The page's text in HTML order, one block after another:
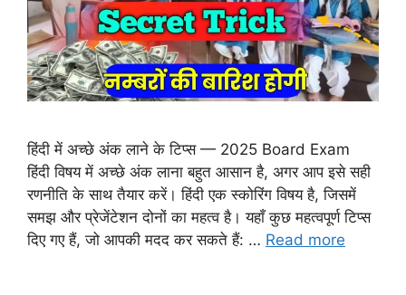
हिंदी में अच्छे अंक लाने के टिप्स — 2025 Board Exam
हिंदी विषय में अच्छे अंक लाना बहुत आसान है, अगर आप इसे सही
रणनीति के साथ तैयार करें। हिंदी एक स्कोरिंग विषय है, जिसमें
समझ और प्रेजेंटेशन दोनों का महत्व है। यहाँ कुछ महत्वपूर्ण टिप्स
दिए गए हैं, जो आपकी मदद कर सकते हैं: … Read more